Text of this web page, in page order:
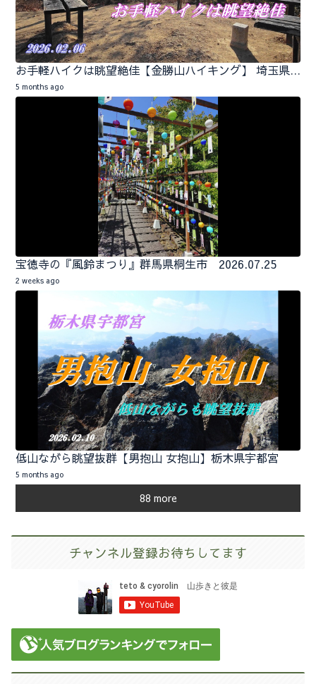
お手軽ハイクは眺望絶佳【金勝山ハイキング】 埼玉県小川町 2026.02.06
5 months ago
宝徳寺の『風鈴まつり』群馬県桐生市 2026.07.25
2 weeks ago
低山ながら眺望抜群【男抱山 女抱山】栃木県宇都宮
5 months ago
88 more
チャンネル登録お待ちしてます